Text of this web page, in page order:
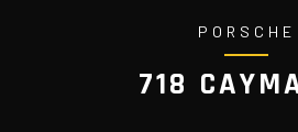
PORSCHE
718